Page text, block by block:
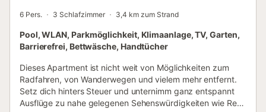
6 Pers. 3 Schlafzimmer 3,4 km zum Strand
Pool, WLAN, Parkmöglichkeit, Klimaanlage, TV, Garten,
Barrierefrei, Bettwäsche, Handtücher
Dieses Apartment ist nicht weit von Möglichkeiten zum
Radfahren, von Wanderwegen und vielem mehr entfernt.
Setz dich hinters Steuer und unternimm ganz entspannt
Ausflüge zu nahe gelegenen Sehenswürdigkeiten wie Real